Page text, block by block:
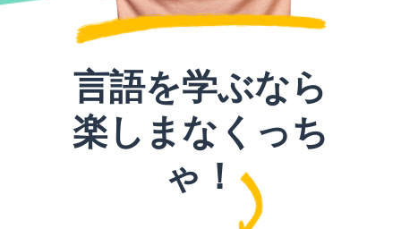
言語を学ぶなら
楽しまなくっち
ゃ！